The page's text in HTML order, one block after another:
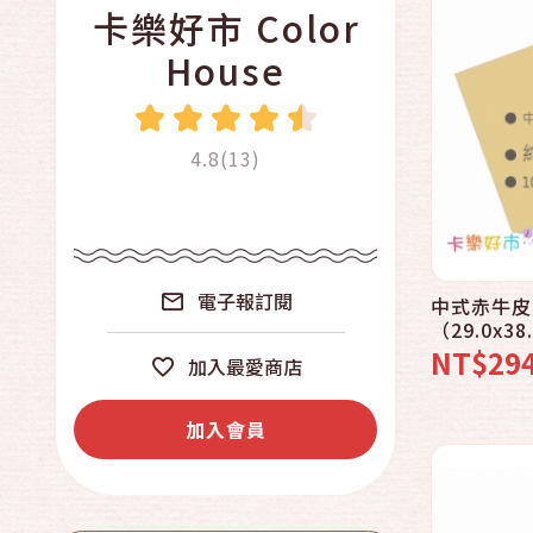
卡樂好市 Color
House
4.8(13)
電子報訂閱
加入最愛商店
加入會員
中式赤牛
（